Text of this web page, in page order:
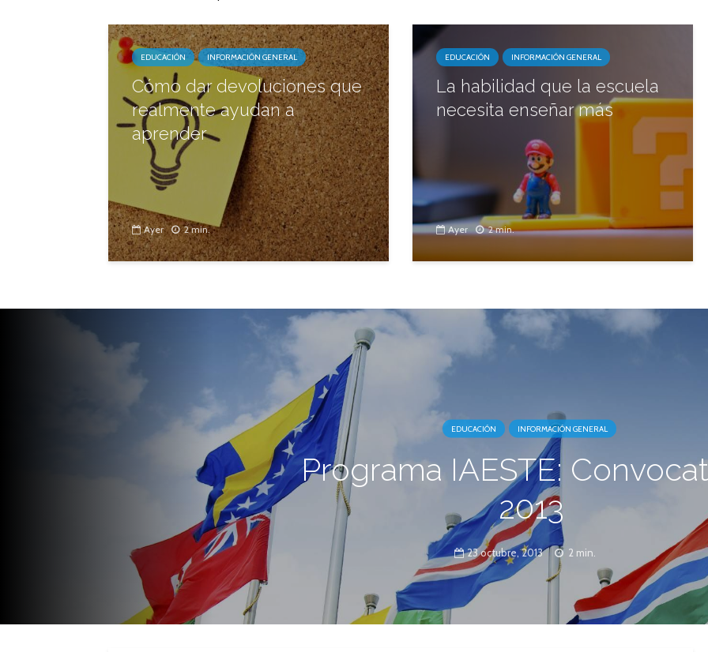
EDUCACIÓN INFORMACIÓN GENERAL
Cómo dar devoluciones que
realmente ayudan a
aprender
Ayer 2 min.
EDUCACIÓN INFORMACIÓN GENERAL
La habilidad que la escuela
necesita enseñar más
Ayer 2 min.
EDUCACIÓN INFORMACIÓN GENERAL
Programa IAESTE:
2013
23 octubre, 2013 2 min.